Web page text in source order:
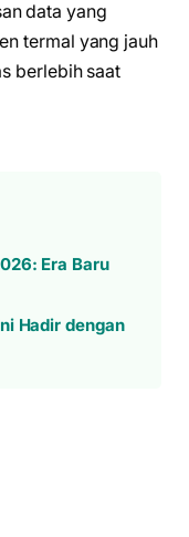
data yang
termal yang jauh
berlebih saat
Era Baru
Hadir dengan